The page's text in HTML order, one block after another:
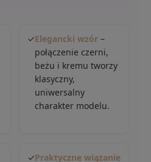
✓Elegancki wzór–
połączenie czerni,
beżu i kremu tworzy
klasyczny,
uniwersalny
charakter modelu.
✓Praktyczne wiązanie